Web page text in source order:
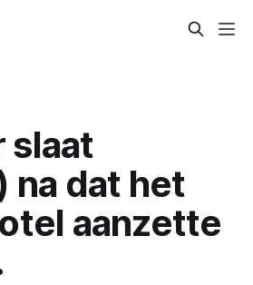
slaat
na dat het
aanzette